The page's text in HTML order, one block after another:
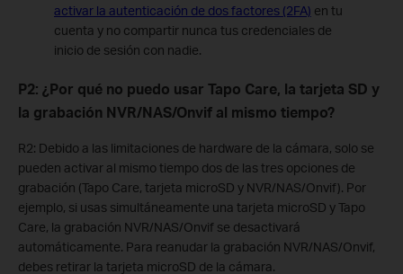
activar la autenticación de dos factores (2FA) en tu
cuenta y no compartir nunca tus credenciales de
inicio de sesión con nadie.
P2: ¿Por qué no puedo usar Tapo Care, la tarjeta SD y
la grabación NVR/NAS/Onvif al mismo tiempo?
R2: Debido a las limitaciones de hardware de la cámara, solo se
pueden activar al mismo tiempo dos de las tres opciones de
grabación (Tapo Care, tarjeta microSD y NVR/NAS/Onvif). Por
ejemplo, si usas simultáneamente una tarjeta microSD y Tapo
Care, la grabación NVR/NAS/Onvif se desactivará
automáticamente. Para reanudar la grabación NVR/NAS/Onvif,
debes retirar la tarjeta microSD de la cámara.